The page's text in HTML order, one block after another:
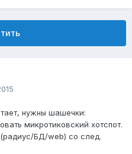
нужны шашечки:
микротиковский хотспот.
БД/web) со след.